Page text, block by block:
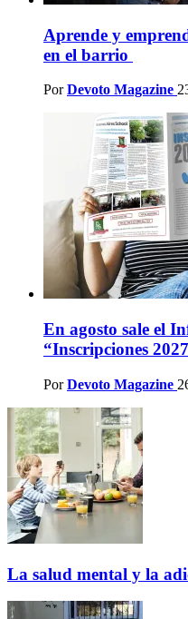
Aprende y
en el barrio
Por Devoto Magazine
En agosto sale el
“Inscripciones
Por Devoto Magazine
La salud mental y la